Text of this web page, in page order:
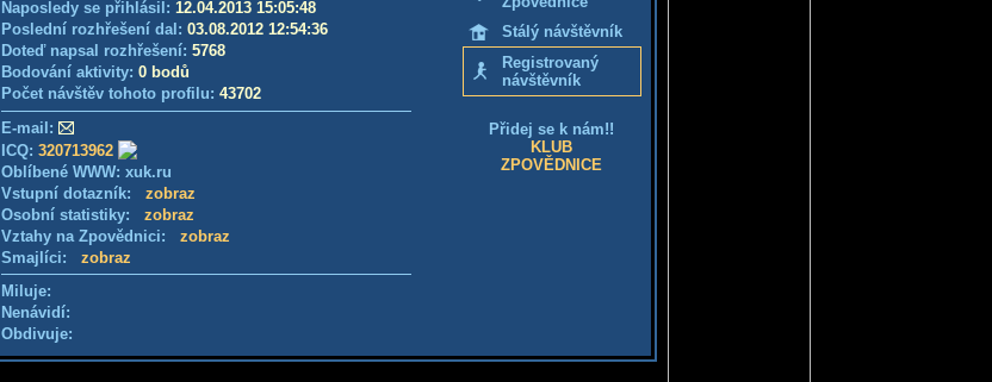
Naposledy se přihlásil: 12.04.2013 15:05:48
Poslední rozhřešení dal: 03.08.2012 12:54:36
Doteď napsal rozhřešení: 5768
Bodování aktivity: 0 bodů
Počet návštěv tohoto profilu: 43702
E-mail:
ICQ: 320713962
Oblíbené WWW: xuk.ru
Vstupní dotazník: zobraz
Osobní statistiky: zobraz
Vztahy na Zpovědnici: zobraz
Smajlíci: zobraz
Miluje:
Nenávidí:
Obdivuje:
Stálý návštěvník
Registrovaný
návštěvník
Přidej se k nám!!
KLUB
ZPOVĚDNICE